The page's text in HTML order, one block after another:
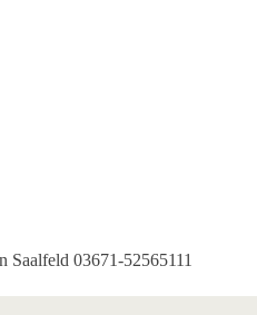
Saalfeld 03671-52565111